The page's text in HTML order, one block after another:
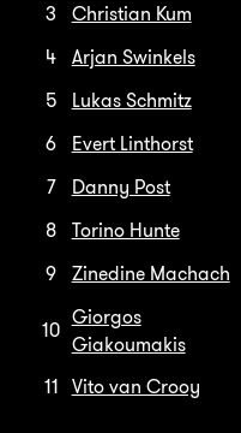
3
Christian Kum
4
Arjan Swinkels
5
Lukas Schmitz
6
Evert Linthorst
7
Danny Post
8
Torino Hunte
9
Zinedine Machach
10
Giorgos
Giakoumakis
11 Vito van Crooy